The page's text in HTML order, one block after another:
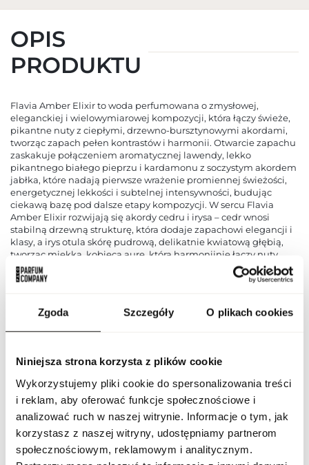
Zgoda Szczegóły O plikach cookies
Niniejsza strona korzysta z plików cookie
Wykorzystujemy pliki cookie do spersonalizowania treści
i reklam, aby oferować funkcje społecznościowe i
analizować ruch w naszej witrynie. Informacje o tym, jak
korzystasz z naszej witryny, udostępniamy partnerom
społecznościowym, reklamowym i analitycznym.
OPIS
PRODUKTU
Flavia Amber Elixir to woda perfumowana o zmysłowej,
eleganckiej i wielowymiarowej kompozycji, która łączy świeże,
pikantne nuty z ciepłymi, drzewno‑bursztynowymi akordami,
tworząc zapach pełen kontrastów i harmonii. Otwarcie zapachu
zaskakuje połączeniem aromatycznej lawendy, lekko
pikantnego białego pieprzu i kardamonu z soczystym akordem
jabłka, które nadają pierwsze wrażenie promiennej świeżości,
energetycznej lekkości i subtelnej intensywności, budując
ciekawą bazę pod dalsze etapy kompozycji. W sercu Flavia
Amber Elixir rozwijają się akordy cedru i irysa – cedr wnosi
stabilną drzewną strukturę, która dodaje zapachowi elegancji i
klasy, a irys otula skórę pudrową, delikatnie kwiatową głębią,
tworząc miękką, kobiecą aurę, która harmonijnie łączy nuty
drzewne z bardziej subtelnymi akcentami. Baza zapachu
opiera się na bogatym połączeniu bursztynu, paczuli i nut
pozostawiając po sobie przyjemny, długo utrzymujący się ślad,
który podkreśla indywidualny charakter noszącej osoby. Flavia
wieczorem, podkreślając styl i pewność siebie, a jednocześnie
oferując harmonijną podróż przez świeże, korzenne, pudrowe i
ciepłe nuty. Dzięki swojej złożonej kompozycji ten zapach
przyciąga uwagę i zapada w pamięć, łącząc promienność z
głębią, finezję z zmysłowością oraz subtelność z
wyrafinowaniem, co czyni go propozycją idealną dla osób
szukających perfum o charakterze eleganckim,
wielowymiarowym i wyrafinowanym.